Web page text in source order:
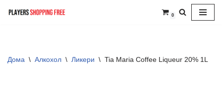
0
Дома \ Алкохол \ Ликери \ Tia Maria Coffee Liqueur 20% 1L